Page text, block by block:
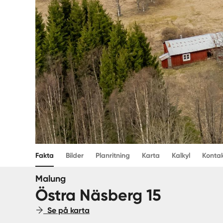
Fakta Bilder Planritning Karta Kalkyl
Malung
Östra Näsberg 15
Se på karta